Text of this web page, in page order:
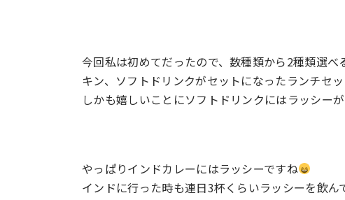
今回私は初めてだったので、数種類から2種類選
キン、ソフトドリンクがセットになったランチセ
しかも嬉しいことにソフトドリンクにはラッシーが
やっぱりインドカレーにはラッシーですね
インドに行った時も連日3杯くらいラッシーを飲